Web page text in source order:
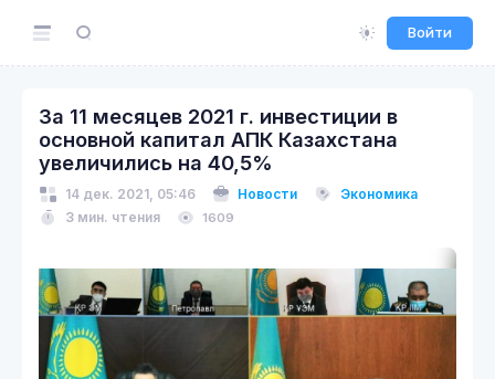
Войти
За 11 месяцев 2021 г. инвестиции в
основной капитал АПК Казахстана
увеличились на 40,5%
14 дек. 2021, 05:46 Новости
Экономика
3 мин. чтения
1609